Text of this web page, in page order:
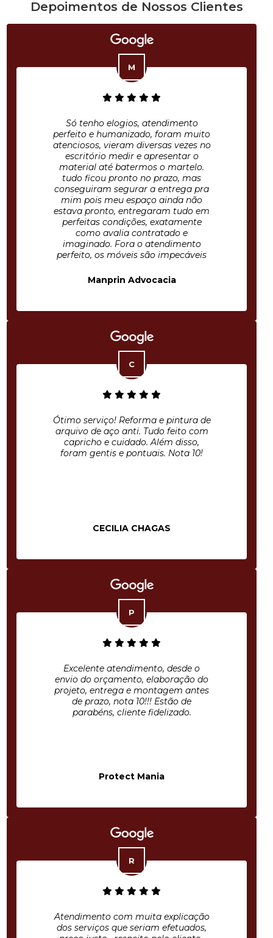
Depoimentos de Nossos Clientes
Só tenho elogios, atendimento
perfeito e humanizado, foram muito
atenciosos, vieram diversas vezes no
escritório medir e apresentar o
material até batermos o martelo.
tudo ficou pronto no prazo, mas
conseguiram segurar a entrega pra
mim pois meu espaço ainda não
estava pronto, entregaram tudo em
perfeitas condições, exatamente
como avalia contratado e
imaginado. Fora o atendimento
perfeito, os móveis são impecáveis
Manprin Advocacia
Ótimo serviço! Reforma e pintura de
arquivo de aço anti. Tudo feito com
capricho e cuidado. Além disso,
foram gentis e pontuais. Nota 10!
CECILIA CHAGAS
Excelente atendimento, desde o
envio do orçamento, elaboração do
projeto, entrega e montagem antes
de prazo, nota 10!!! Estão de
parabéns, cliente fidelizado.
Protect Mania
Atendimento com muita explicação
dos serviços que seriam efetuados,